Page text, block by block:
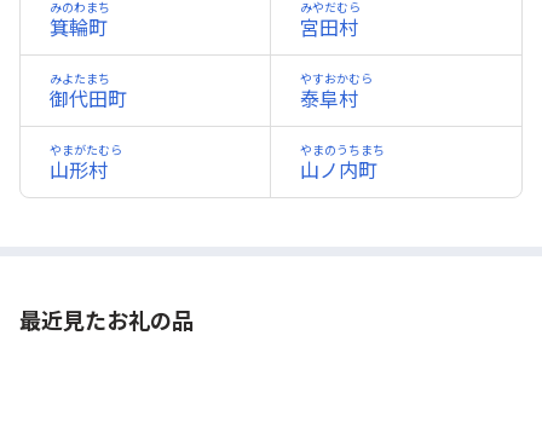
箕輪町
みのわまち
宮田村
みやだむら
御代田町
みよたまち
泰阜村
やすおかむら
山形村
やまがたむら
山ノ内町
やまのうちまち
最近見たお礼の品